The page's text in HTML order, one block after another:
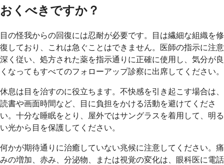
おくべきですか？
目の怪我からの回復には忍耐が必要です。目は繊細な組織を修
復しており、これは急ぐことはできません。医師の指示に注意
深く従い、処方された薬を指示通りに正確に使用し、気分が良
くなってもすべてのフォローアップ診察に出席してください。
休息は目を治すのに役立ちます。不快感を引き起こす場合は、
読書や画面時間など、目に負担をかける活動を避けてくださ
い。十分な睡眠をとり、屋外ではサングラスを着用して、明る
い光から目を保護してください。
何かが期待通りに治癒していない兆候に注意してください。痛
みの増加、赤み、分泌物、または視覚の変化は、眼科医に電話